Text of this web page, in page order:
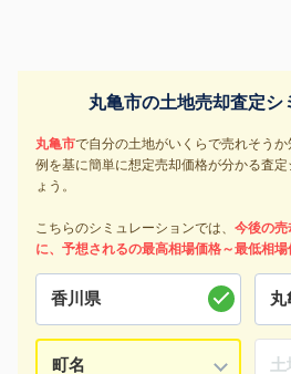
丸亀市の土地売却査定シ
丸亀市で自分の土地がいくらで売れそう
例を基に簡単に想定売却価格が分かる査
ょう。
こちらのシミュレーションでは、 今後の売
に、予想されるの最高相場価格～最低相